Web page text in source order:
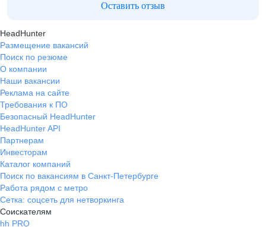
Оставить отзыв
HeadHunter
Размещение вакансий
Поиск по резюме
О компании
Наши вакансии
Реклама на сайте
Требования к ПО
Безопасный HeadHunter
HeadHunter API
Партнерам
Инвесторам
Каталог компаний
Поиск по вакансиям в Санкт-Петербурге
Работа рядом с метро
Сетка: соцсеть для нетворкинга
Соискателям
hh PRO